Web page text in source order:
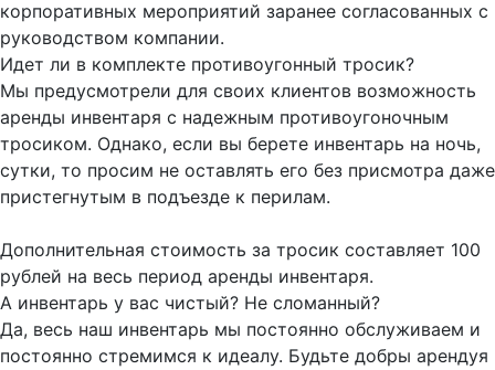
корпоративных мероприятий заранее согласованных с
руководством компании.
Идет ли в комплекте противоугонный тросик?
Мы предусмотрели для своих клиентов возможность
аренды инвентаря с надежным противоугоночным
тросиком. Однако, если вы берете инвентарь на ночь,
сутки, то просим не оставлять его без присмотра даже
пристегнутым в подъезде к перилам.
Дополнительная стоимость за тросик составляет 100
рублей на весь период аренды инвентаря.
А инвентарь у вас чистый? Не сломанный?
Да, весь наш инвентарь мы постоянно обслуживаем и
постоянно стремимся к идеалу. Будьте добры арендуя